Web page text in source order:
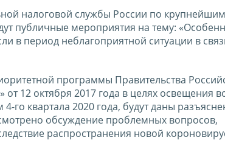
налоговой службы России по крупнейшим
публичные мероприятия на тему:
в период неблагоприятной ситуации в
программы Правительства
12 октября 2017 года в целях освещения
го квартала 2020 года, будут даны
обсуждение проблемных вопросов,
распространения новой